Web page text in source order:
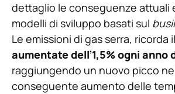
dettaglio le conseguenze attuali
modelli di sviluppo basati sul
Le emissioni di gas serra, ricorda
aumentate dell’1,5% ogni anno
raggiungendo un nuovo picco
conseguente aumento delle